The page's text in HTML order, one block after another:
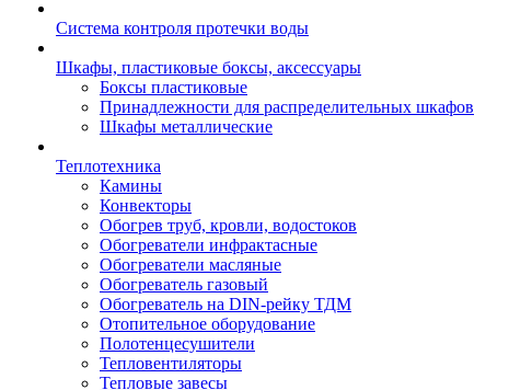
Система контроля протечки воды
Шкафы, пластиковые боксы, аксессуары
Боксы пластиковые
Принадлежности для распределительных шкафов
Шкафы металлические
Теплотехника
Камины
Конвекторы
Обогрев труб, кровли, водостоков
Обогреватели инфрактасные
Обогреватели масляные
Обогреватель газовый
Обогреватель на DIN-рейку ТДМ
Отопительное оборудование
Полотенцесушители
Тепловентиляторы
Тепловые завесы